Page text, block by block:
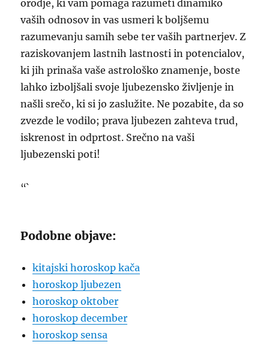
orodje, ki vam pomaga razumeti dinamiko
vaših odnosov in vas usmeri k boljšemu
razumevanju samih sebe ter vaših partnerjev. Z
raziskovanjem lastnih lastnosti in potencialov,
ki jih prinaša vaše astrološko znamenje, boste
lahko izboljšali svoje ljubezensko življenje in
našli srečo, ki si jo zaslužite. Ne pozabite, da so
zvezde le vodilo; prava ljubezen zahteva trud,
iskrenost in odprtost. Srečno na vaši
ljubezenski poti!
“`
Podobne objave:
kitajski horoskop kača
horoskop ljubezen
horoskop oktober
horoskop december
horoskop sensa